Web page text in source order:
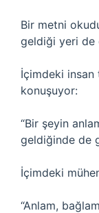
Bir metni
geldiği yeri de
İçimdeki insan
konuşuyor:
“Bir şeyin
geldiğinde de
İçimdeki
“Anlam,